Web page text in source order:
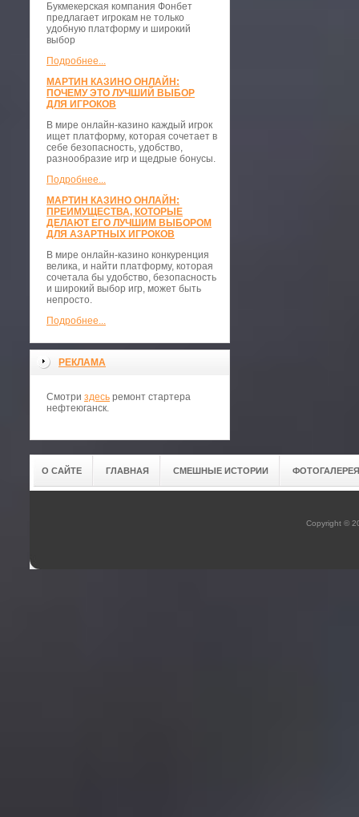
Букмекерская компания Фонбет
предлагает игрокам не только
удобную платформу и широкий
выбор
Подробнее...
МАРТИН КАЗИНО ОНЛАЙН:
ПОЧЕМУ ЭТО ЛУЧШИЙ ВЫБОР
ДЛЯ ИГРОКОВ
В мире онлайн-казино каждый игрок
ищет платформу, которая сочетает в
себе безопасность, удобство,
разнообразие игр и щедрые бонусы.
Подробнее...
МАРТИН КАЗИНО ОНЛАЙН:
ПРЕИМУЩЕСТВА, КОТОРЫЕ
ДЕЛАЮТ ЕГО ЛУЧШИМ ВЫБОРОМ
ДЛЯ АЗАРТНЫХ ИГРОКОВ
В мире онлайн-казино конкуренция
велика, и найти платформу, которая
сочетала бы удобство, безопасность
и широкий выбор игр, может быть
непросто.
Подробнее...
РЕКЛАМА
Смотри здесь ремонт стартера
нефтеюганск.
О САЙТЕ ГЛАВНАЯ СМЕШНЫЕ ИСТОРИИ ФОТОГАЛЕРЕЯ
Copyright ©